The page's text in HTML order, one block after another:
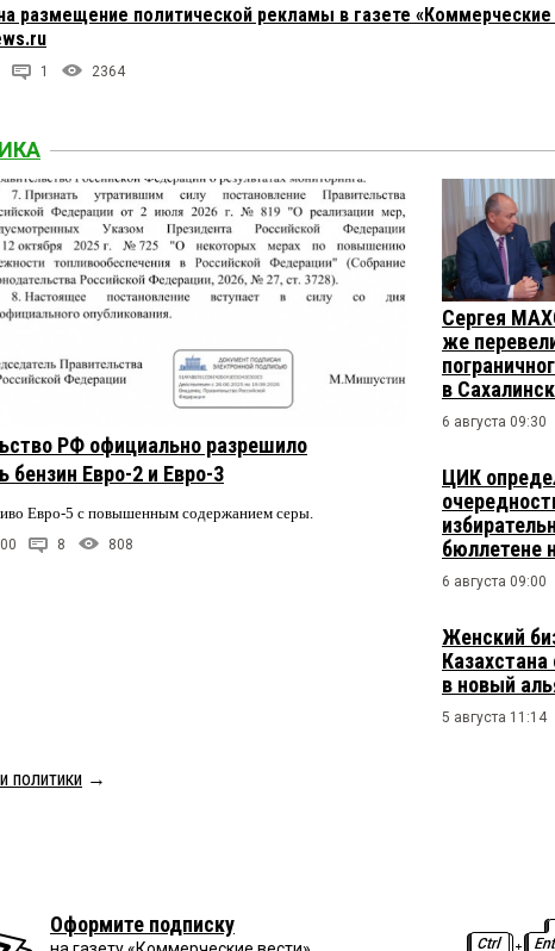
размещение политической рекламы в газете «Коммерческие
1 2364
РФ официально разрешило
бензин Евро-2 и Евро-3
Евро-5 с повышенным содержанием серы.
8 808
Сергея
же
в
6 августа 09:30
ЦИК
бюллетене
6 августа 09:00
Женский
в новый
5 августа 11:14
политики →
Оформите подписку